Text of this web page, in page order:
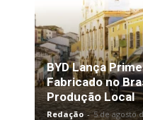
BYD Lança
Fabricado no
Produção Local
Redação - 5 de agosto